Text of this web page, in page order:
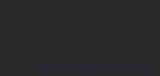
PŘIJÍMÁME ONLINE